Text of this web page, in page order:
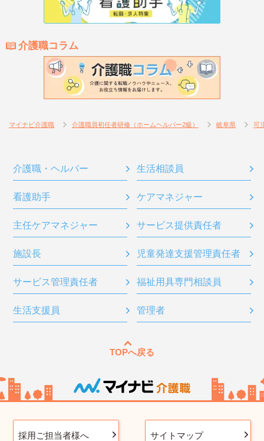
介護職コラム
マイナビ介護職 介護職員初任者研修（ホームヘルパー2級） 岐阜県 可
介護職・ヘルパー 生活相談員
看護助手 ケアマネジャー
主任ケアマネジャー サービス提供責任者
施設長 児童発達支援管理責任者
サービス管理責任者 福祉用具専門相談員
生活支援員 管理者
TOPへ戻る
採用ご担当者様へ サイトマップ